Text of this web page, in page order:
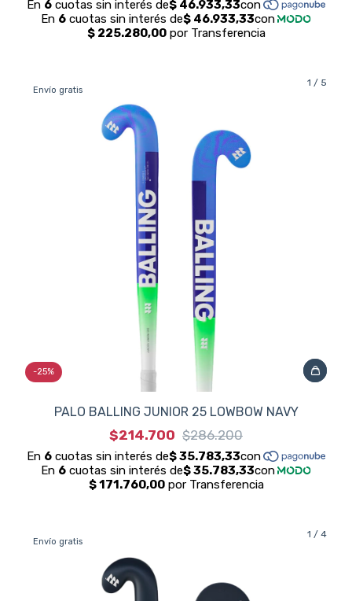
1 / 5
-25%
Envío gratis
PALO BALLING JUNIOR 25 LOWBOW NAVY
$214.700 $286.200
1 / 4
Envío gratis